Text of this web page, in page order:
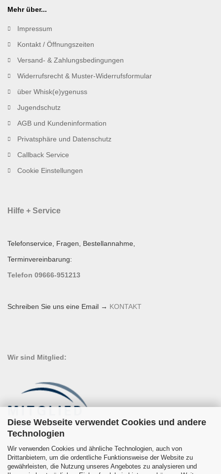
Diese Webseite verwendet Cookies und andere
Technologien
Wir verwenden Cookies und ähnliche Technologien, auch von
Drittanbietern, um die ordentliche Funktionsweise der Website zu
gewährleisten, die Nutzung unseres Angebotes zu analysieren und
Mehr über...
Impressum
Kontakt / Öffnungszeiten
Versand- & Zahlungsbedingungen
Widerrufsrecht & Muster-Widerrufsformular
über Whisk(e)ygenuss
Jugendschutz
AGB und Kundeninformation
Privatsphäre und Datenschutz
Callback Service
Cookie Einstellungen
Hilfe + Service
Telefonservice, Fragen, Bestellannahme,
Terminvereinbarung:
Telefon 09666-951213
Schreiben Sie uns eine Email → KONTAKT
Wir sind Mitglied: